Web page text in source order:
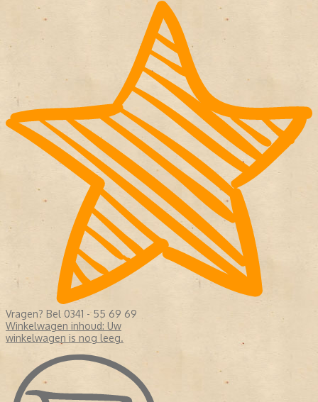
Vragen? Bel 0341 - 55 69 69
Winkelwagen inhoud: Uw
winkelwagen is nog leeg.